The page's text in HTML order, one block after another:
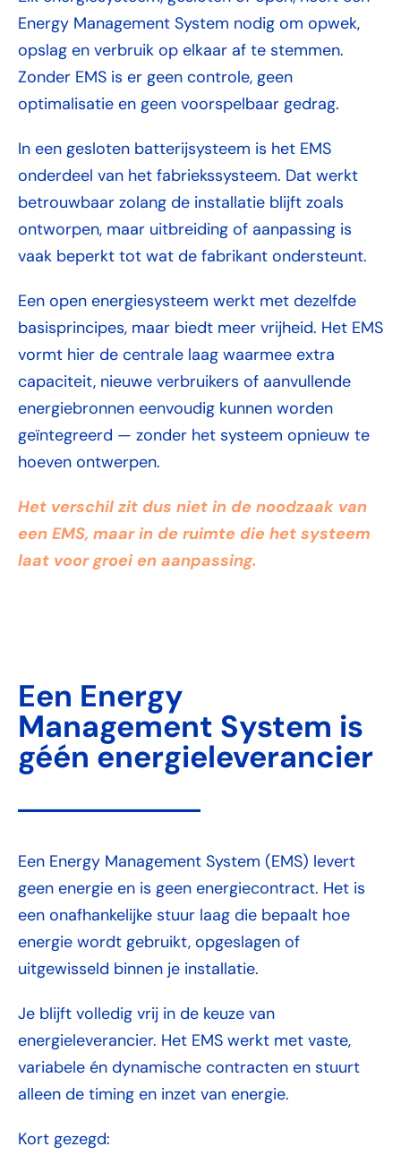
Energy Management System nodig om opwek,
opslag en verbruik op elkaar af te stemmen.
Zonder EMS is er geen controle, geen
optimalisatie en geen voorspelbaar gedrag.
In een gesloten batterijsysteem is het EMS
onderdeel van het fabriekssysteem. Dat werkt
betrouwbaar zolang de installatie blijft zoals
ontworpen, maar uitbreiding of aanpassing is
vaak beperkt tot wat de fabrikant ondersteunt.
Een open energiesysteem werkt met dezelfde
basisprincipes, maar biedt meer vrijheid. Het EMS
vormt hier de centrale laag waarmee extra
capaciteit, nieuwe verbruikers of aanvullende
energiebronnen eenvoudig kunnen worden
geïntegreerd — zonder het systeem opnieuw te
hoeven ontwerpen.
Het verschil zit dus niet in de noodzaak van
een EMS, maar in de ruimte die het systeem
laat voor groei en aanpassing.
Een Energy
Management System is
géén energieleverancier
Een Energy Management System (EMS) levert
geen energie en is geen energiecontract. Het is
een onafhankelijke stuur laag die bepaalt hoe
energie wordt gebruikt, opgeslagen of
uitgewisseld binnen je installatie.
Je blijft volledig vrij in de keuze van
energieleverancier. Het EMS werkt met vaste,
variabele én dynamische contracten en stuurt
alleen de timing en inzet van energie.
Kort gezegd: